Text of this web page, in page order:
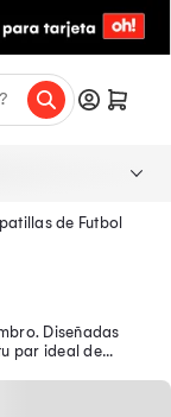
de Futbol
Diseñadas
par ideal de